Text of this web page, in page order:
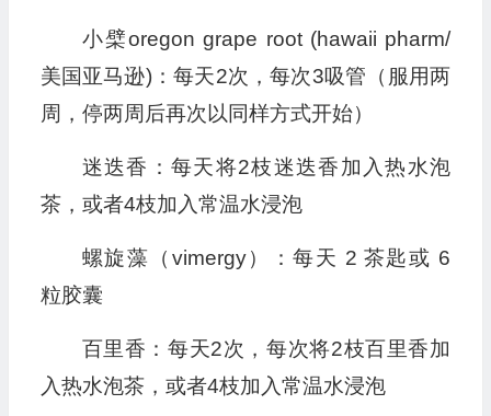
小檗oregon grape root (hawaii pharm/
美国亚马逊)：每天2次，每次3吸管（服用两
周，停两周后再次以同样方式开始）
迷迭香：每天将2枝迷迭香加入热水泡
茶，或者4枝加入常温水浸泡
螺旋藻（vimergy）：每天 2 茶匙或 6
粒胶囊
百里香：每天2次，每次将2枝百里香加
入热水泡茶，或者4枝加入常温水浸泡